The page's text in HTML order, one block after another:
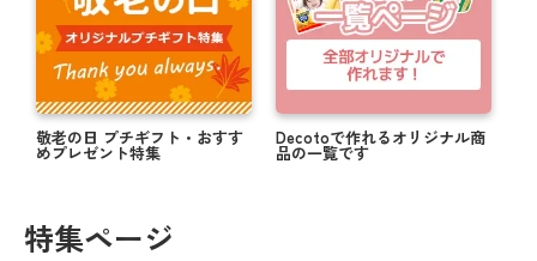
敬老の日 プチギフト・おすす
めプレゼント特集
Decotoで作れるオリジナル商
品の一覧です
特集ページ